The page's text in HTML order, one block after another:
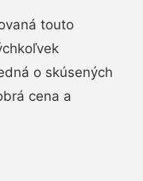
touto
o skúsených
cena a